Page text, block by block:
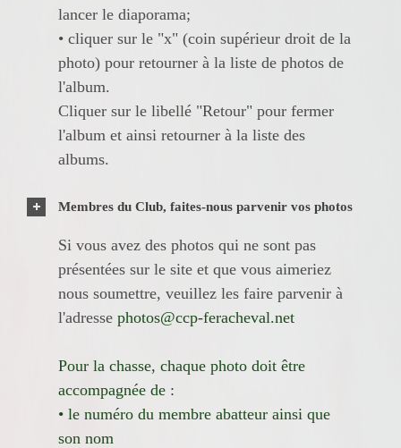
lancer le diaporama;
• cliquer sur le "x" (coin supérieur droit de la
photo) pour retourner à la liste de photos de
l'album.
Cliquer sur le libellé "Retour" pour fermer
l'album et ainsi retourner à la liste des
albums.
Membres du Club, faites-nous parvenir vos photos
Si vous avez des photos qui ne sont pas
présentées sur le site et que vous aimeriez
nous soumettre, veuillez les faire parvenir à
l'adresse photos@ccp-feracheval.net
Pour la chasse, chaque photo doit être
accompagnée de :
• le numéro du membre abatteur ainsi que
son nom